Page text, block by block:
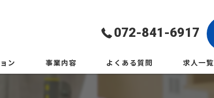
072-841-6917
ン 事業内容 よくある質問 求人一覧